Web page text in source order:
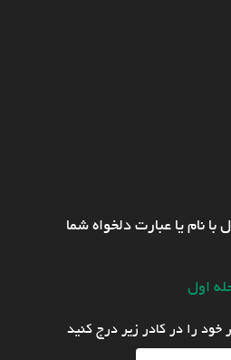
نام یا عبارت دلخواه شما
اول
خود را در کادر زیر درج کنید